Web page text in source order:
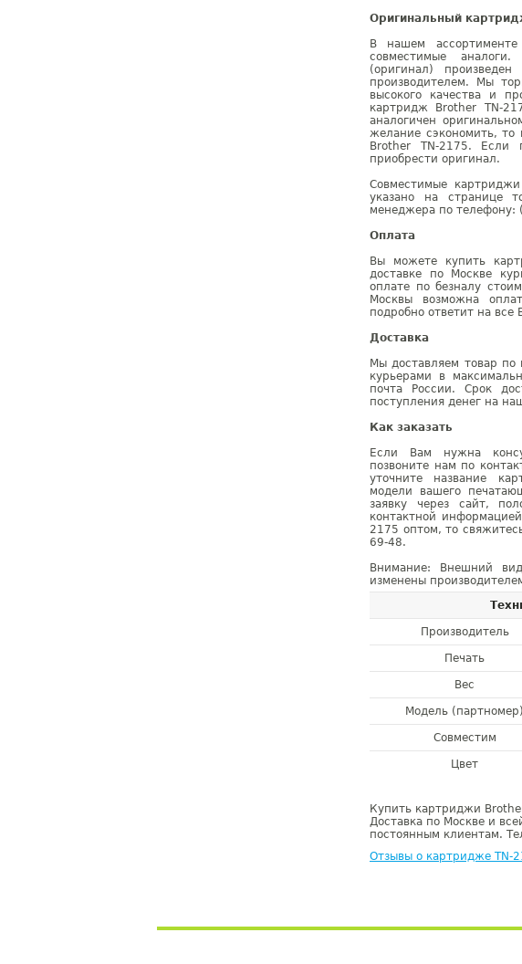
Оригинальный
В нашем
совместимые
(оригинал)
производителем. Мы
высокого качества и
картридж Brother TN-
аналогичен
желание сэкономить, то
Brother TN-2175.
приобрести оригинал.
Совместимые
указано на странице
менеджера по телефону:
Оплата
Вы можете купить
доставке по Москве
оплате по безналу
Москвы возможна
подробно ответит на все
Доставка
Мы доставляем товар по
курьерами в
почта России. Срок
поступления денег на
Как заказать
Если Вам нужна
позвоните нам по
уточните название
модели вашего
заявку через сайт,
контактной
2175 оптом, то
69-48.
Внимание: Внешний
изменены
Производитель
Печать
Вес
Модель (партномер)
Совместим
Цвет
Купить картриджи
Доставка по Москве и
постоянным клиентам.
Отзывы о картридже TN-